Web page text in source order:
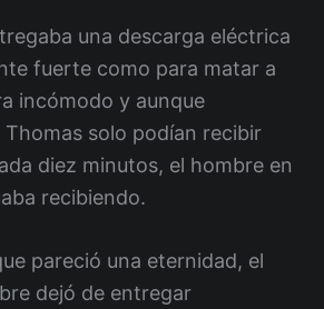
una descarga eléctrica
fuerte como para matar a
incómodo y aunque
solo podían recibir
diez minutos, el hombre en
recibiendo.
pareció una eternidad, el
dejó de entregar